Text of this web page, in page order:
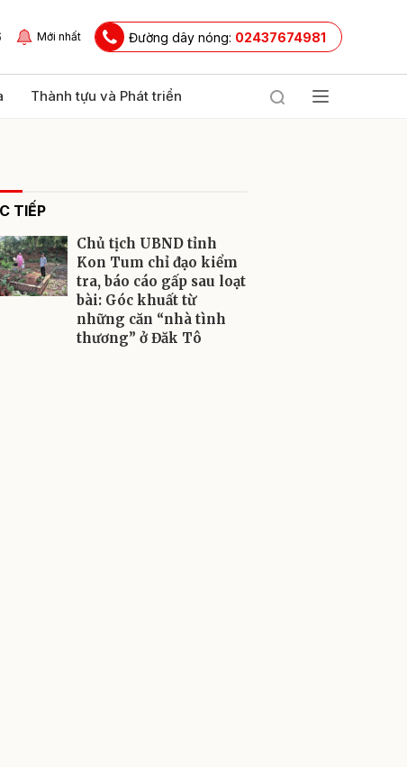
Mới nhất Đường dây nóng: 02437674981
Thành tựu và Phát triển
TIẾP
Chủ tịch UBND tỉnh
Kon Tum chỉ đạo kiểm
tra, báo cáo gấp sau loạt
bài: Góc khuất từ
những căn “nhà tình
thương” ở Đăk Tô